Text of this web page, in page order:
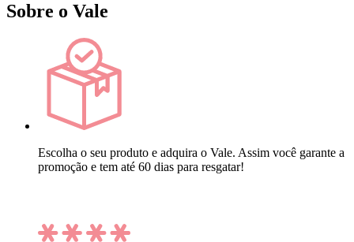
Sobre o Vale
Escolha o seu produto e adquira o Vale. Assim você garante a
promoção e tem até 60 dias para resgatar!